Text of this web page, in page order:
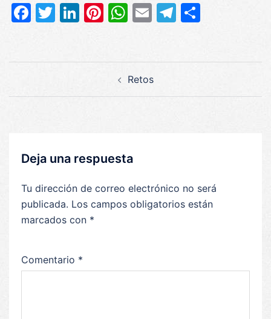
Facebook
Twitter
LinkedIn
Pinterest
WhatsApp
EmailTelegram
Retos
Deja una respuesta
Tu dirección de correo electrónico no será
publicada. Los campos obligatorios están
marcados con *
Comentario *